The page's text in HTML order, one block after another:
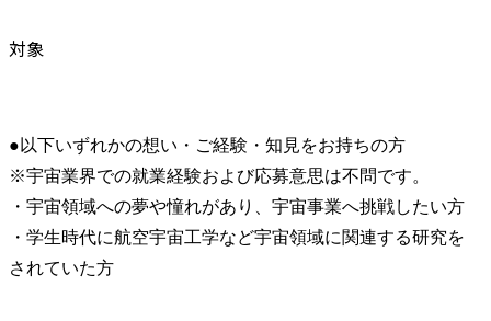
対象
●以下いずれかの想い・ご経験・知見をお持ちの方
※宇宙業界での就業経験および応募意思は不問です。
・宇宙領域への夢や憧れがあり、宇宙事業へ挑戦したい方
・学生時代に航空宇宙工学など宇宙領域に関連する研究を
されていた方